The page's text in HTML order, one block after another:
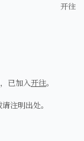
开往
已加入开往。
注明出处。